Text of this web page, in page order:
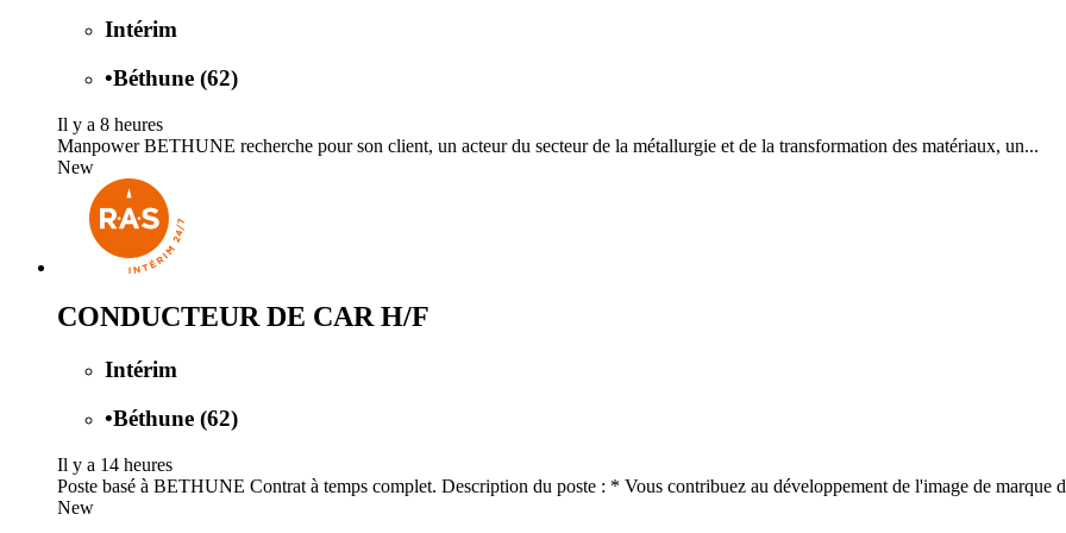
Intérim
•Béthune (62)
Il y a 8 heures
Manpower BETHUNE recherche pour son client, un acteur du secteur de la métallurgie et de la transformation des matériaux, un...
New
CONDUCTEUR DE CAR H/F
Intérim
•Béthune (62)
Il y a 14 heures
Poste basé à BETHUNE Contrat à temps complet. Description du poste : * Vous contribuez au développement de l'image de marque
New